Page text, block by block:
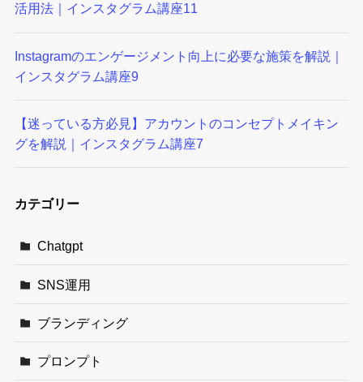
活用法｜インスタグラム講座11
Instagramのエンゲージメント向上に必要な施策を解説｜
インスタグラム講座9
【迷っている方必見】アカウントのコンセプトメイキン
グを解説｜インスタグラム講座7
カテゴリー
Chatgpt
SNS運用
ブランディング
プロンプト